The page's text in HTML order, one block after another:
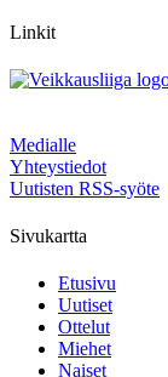
Linkit
Medialle
Yhteystiedot
Uutisten RSS-syöte
Sivukartta
Etusivu
Uutiset
Ottelut
Miehet
Naiset